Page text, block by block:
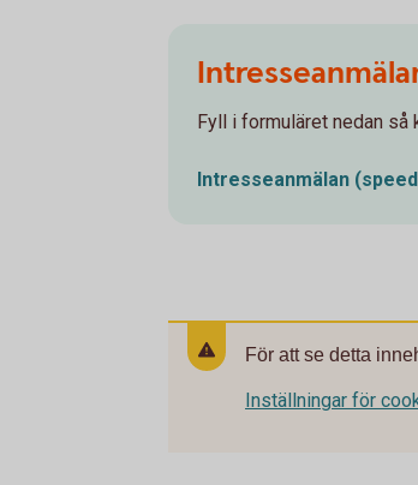
Fyll i formuläret nedan så
Intresseanmälan
För att se detta
Inställningar för